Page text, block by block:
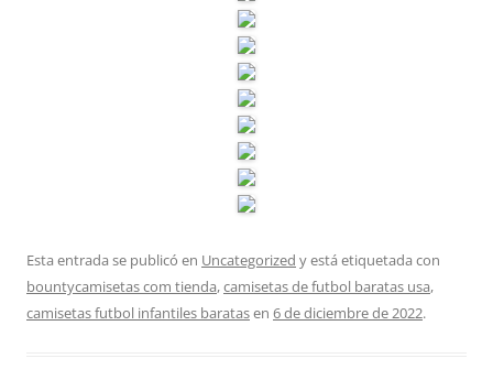
Esta entrada se publicó en Uncategorized y está etiquetada con
bountycamisetas com tienda,camisetas de futbol baratas usa,
camisetas futbol infantiles baratasen 6 de diciembre de 2022.